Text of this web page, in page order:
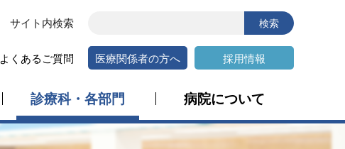
サイト内検索
診療科・各部門 病院について
よくあるご質問 医療関係者の方へ 採用情報